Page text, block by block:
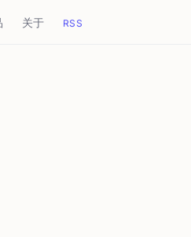
关于 RSS